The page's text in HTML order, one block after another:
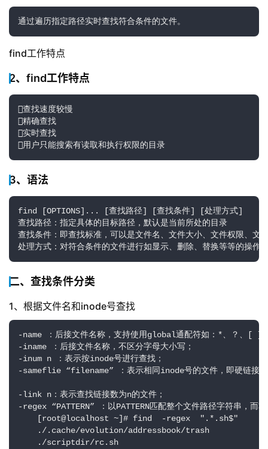
通过遍历指定路径实时查找符合条件的文件。
find工作特点
2、find工作特点
查找速度较慢
精确查找
实时查找
用户只能搜索有读取和执行权限的目录
3、语法
find [OPTIONS]... [查找路径] [查找条件] [处理方式]
查找路径：指定具体的目标路径，默认是当前所处的目录
查找条件：即查找标准，可以是文件名、文件大小、文件权限、
处理方式：对符合条件的文件进行如显示、删除、替换等等的操作
二、查找条件分类
1、根据文件名和inode号查找
-name ：后接文件名称，支持使用global通配符如：*、？、[ ]
-iname ：后接文件名称，不区分字母大小写；
-inum n ：表示按inode号进行查找；
-sameflie “filename” ：表示相同inode号的文件，即硬链接
-link n：表示查找链接数为n的文件；
-regex “PATTERN” ：以PATTERN匹配整个文件路径字符串，而
[root@localhost ~]# find  -regex  ".*.sh$"
./.cache/evolution/addressbook/trash
./scriptdir/rc.sh